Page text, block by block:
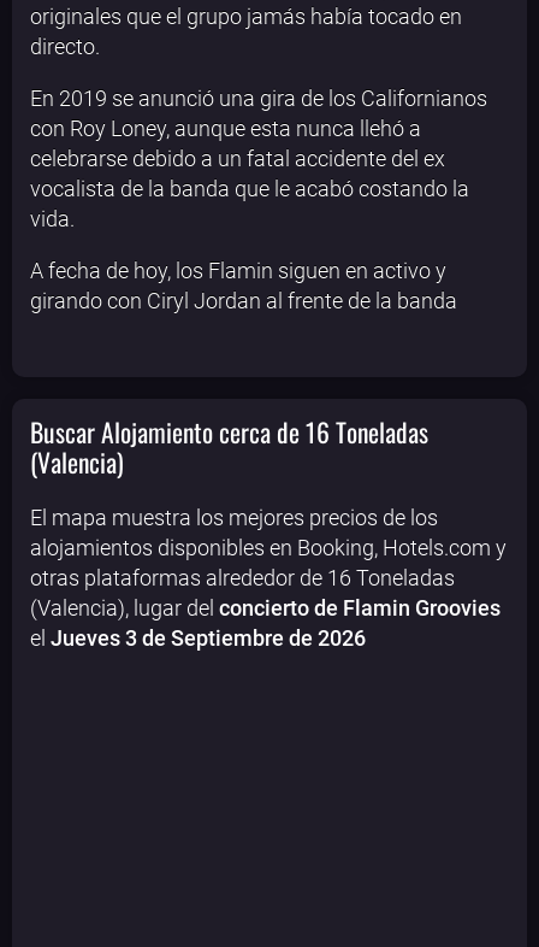
originales que el grupo jamás había tocado en
directo.
En 2019 se anunció una gira de los Californianos
con Roy Loney, aunque esta nunca llehó a
celebrarse debido a un fatal accidente del ex
vocalista de la banda que le acabó costando la
vida.
A fecha de hoy, los Flamin siguen en activo y
girando con Ciryl Jordan al frente de la banda
Buscar Alojamiento cerca de 16 Toneladas
(Valencia)
El mapa muestra los mejores precios de los
alojamientos disponibles en Booking, Hotels.com y
otras plataformas alrededor de 16 Toneladas
(Valencia), lugar del concierto de Flamin Groovies
el Jueves 3 de Septiembre de 2026